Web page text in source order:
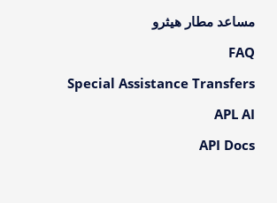
مساعد مطار هيثرو
FAQ
Special Assistance Transfers
APL AI
API Docs